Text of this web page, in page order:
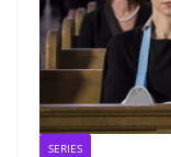
SERIES